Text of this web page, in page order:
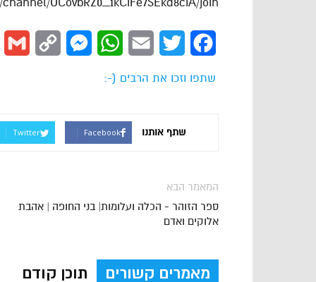
Facebook
Twitter
Email
WhatsApp
Messenger
Copy
שתפו וזכו את הרבים (-:
שתף אותנו Facebook
Twitter
המאמר הבא
ספר הזוהר - הכלה ועלומות| בני החופה | אהבת
אלוקים ואדם
מאמרים קשורים תוכן קודם